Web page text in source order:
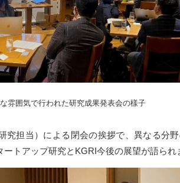
雰囲気で行われた研究成果発表会の樣子
究担当）による閉会の挨拶で、異なる分
トアップ研究とKGRI今後の展望が語られ